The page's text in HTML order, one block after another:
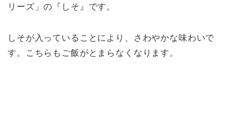
リーズ」の『しそ』です。
しそが入っていることにより、さわやかな味わいで
す。こちらもご飯がとまらなくなります。